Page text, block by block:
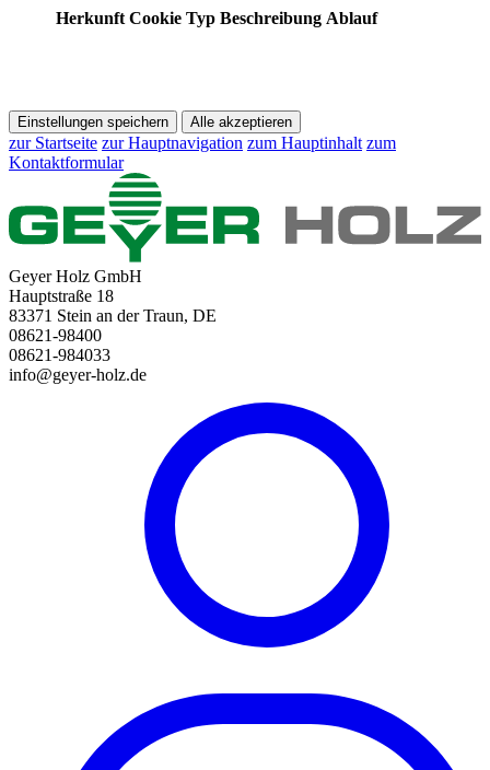
Herkunft Cookie Typ Beschreibung Ablauf
Einstellungen speichern Alle akzeptieren
zur Startseite zur Hauptnavigation zum Hauptinhalt zum
Kontaktformular
Geyer Holz GmbH
Hauptstraße 18
83371 Stein an der Traun, DE
08621-98400
08621-984033
info@geyer-holz.de